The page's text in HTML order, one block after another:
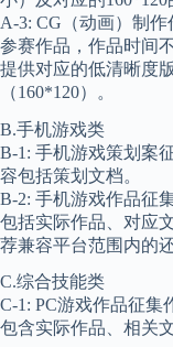
A-3: CG（动画）制
参赛作品，作品时间
提供对应的低清晰度
（160*120）。
B.手机游戏类
B-1: 手机游戏策划案
容包括策划文档。
B-2: 手机游戏作品征
包括实际作品、对应
荐兼容平台范围内的
C.综合技能类
C-1: PC游戏作品征
包含实际作品、相关